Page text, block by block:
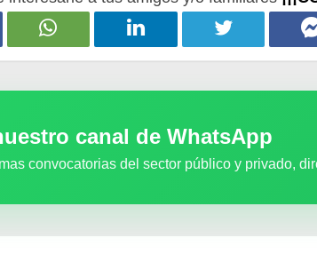
canal de WhatsApp
convocatorias del sector público y privado,